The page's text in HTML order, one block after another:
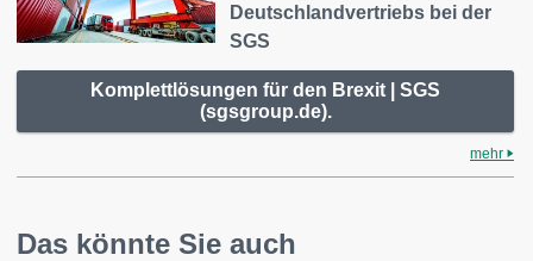
Deutschlandvertriebs bei der
SGS
Komplettlösungen für den Brexit | SGS
(sgsgroup.de).
mehr
Das könnte Sie auch